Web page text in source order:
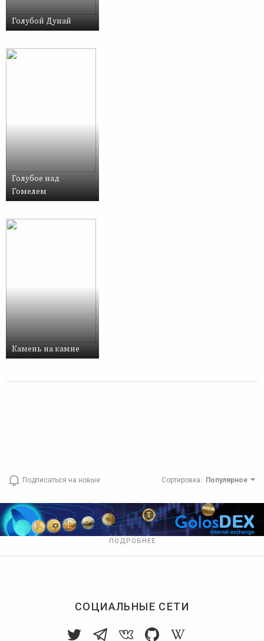
Голубой Дунай
Голубое над
Гомелем
Камень на камне
Подписаться на новые Сортировка: Популярное
ПОДРОБНЕЕ
СОЦИАЛЬНЫЕ СЕТИ